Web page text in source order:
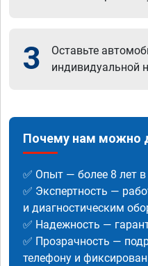
3
Оставьте
индивидуальной
Почему нам можно
✅ Опыт — более 8 лет
✅ Экспертность —
и диагностическим
✅ Надежность —
✅ Прозрачность —
телефону и